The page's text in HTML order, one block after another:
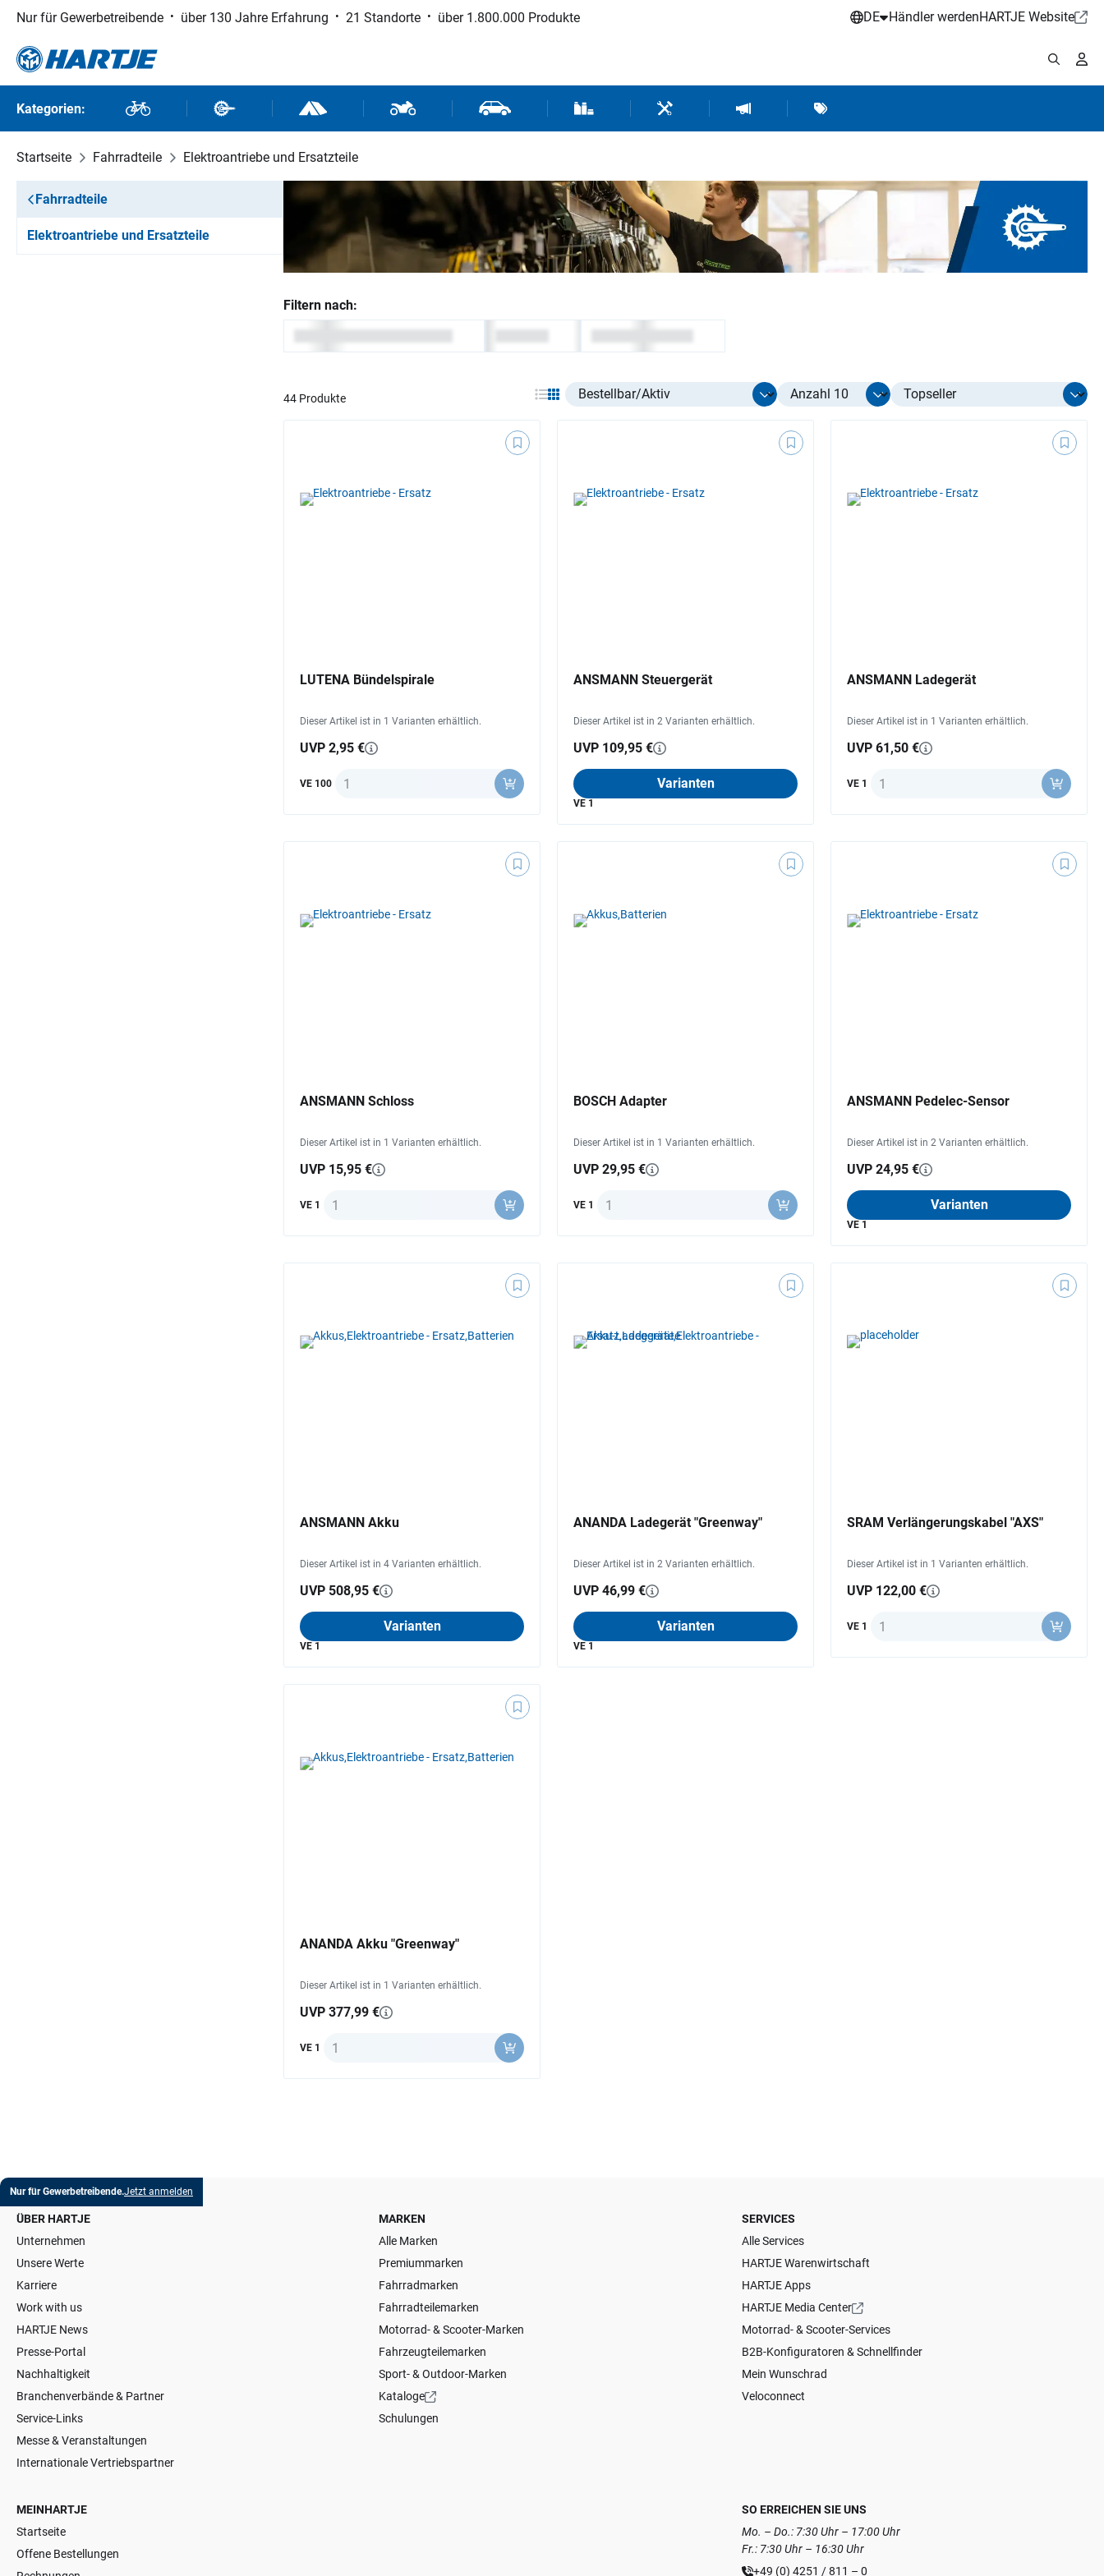
Hauptinhalt springen
Zur Suche springen
Zur Hauptnavigation springen
Nur für Gewerbetreibende über 130 Jahre Erfahrung 21 Standorte über 1.800.000 Produkte DE Händler werdenHARTJE Website
Kategorien: Fahrräder Fahrradteile Outdoor und SportMotorrad- und RollerteileFahrzeugteile und ZubehörVerbrauchsmaterial / Werkstattbedarf
Werkzeuge / Werkstattausrüstung
Hartje MarketingMarken
Startseite Fahrradteile Elektroantriebe und Ersatzteile
Fahrradteile
Elektroantriebe und Ersatzteile
Filtern nach:
44 Produkte Select listing item type Select limit
LUTENA Bündelspirale
Dieser Artikel ist in 1 Varianten erhältlich.
UVP 2,95 €
VE 100 Anzahl
ANSMANN Steuergerät
Dieser Artikel ist in 2 Varianten erhältlich.
UVP 109,95 €
Varianten
VE 1
ANSMANN Ladegerät
Dieser Artikel ist in 1 Varianten erhältlich.
UVP 61,50 €
VE 1 Anzahl
ANSMANN Schloss
Dieser Artikel ist in 1 Varianten erhältlich.
UVP 15,95 €
VE 1 Anzahl
BOSCH Adapter
Dieser Artikel ist in 1 Varianten erhältlich.
UVP 29,95 €
VE 1 Anzahl
ANSMANN Pedelec-Sensor
Dieser Artikel ist in 2 Varianten erhältlich.
UVP 24,95 €
Varianten
VE 1
ANSMANN Akku
Dieser Artikel ist in 4 Varianten erhältlich.
UVP 508,95 €
Varianten
VE 1
ANANDA Ladegerät "Greenway"
Dieser Artikel ist in 2 Varianten erhältlich.
UVP 46,99 €
Varianten
VE 1
SRAM Verlängerungskabel "AXS"
Dieser Artikel ist in 1 Varianten erhältlich.
UVP 122,00 €
VE 1 Anzahl
ANANDA Akku "Greenway"
Dieser Artikel ist in 1 Varianten erhältlich.
UVP 377,99 €
VE 1 Anzahl
Nur für Gewerbetreibende.Jetzt anmelden
ÜBER HARTJE
Unternehmen
Unsere Werte
Karriere
Work with us
HARTJE News
Presse-Portal
Nachhaltigkeit
Branchenverbände & Partner
Service-Links
Messe & Veranstaltungen
Internationale Vertriebspartner
MARKEN
Alle Marken
Premiummarken
Fahrradmarken
Fahrradteilemarken
Motorrad- & Scooter-Marken
Fahrzeugteilemarken
Sport- & Outdoor-Marken
Kataloge
Schulungen
SERVICES
Alle Services
HARTJE Warenwirtschaft
HARTJE Apps
HARTJE Media Center
Motorrad- & Scooter-Services
B2B-Konfiguratoren & Schnellfinder
Mein Wunschrad
Veloconnect
MEINHARTJE
Startseite
Offene Bestellungen
SO ERREICHEN SIE UNS
Mo. – Do.: 7:30 Uhr – 17:00 Uhr
Fr.: 7:30 Uhr – 16:30 Uhr
+49 (0) 4251 / 811 – 0